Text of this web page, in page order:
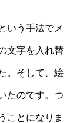
いう手法でメ
文字を入れ替
。そして、絵
たのです。つ
ことになりま